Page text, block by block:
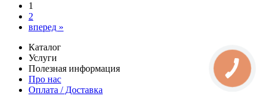
1
2
вперед »
Каталог
Услуги
Полезная информация
Про нас
Оплата / Доставка